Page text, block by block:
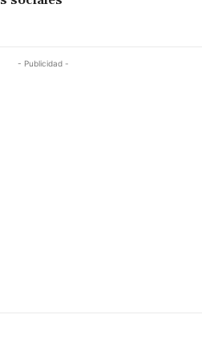
- Publicidad -